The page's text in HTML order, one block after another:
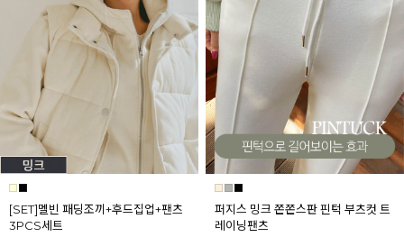
[SET]멜빈 패딩조끼+후드집업+팬츠
3PCS세트
퍼지스 밍크 쫀쫀스판 핀턱 부츠컷 트
레이닝팬츠